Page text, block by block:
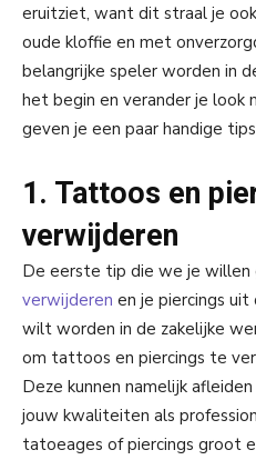
eruitziet, want dit straal je
oude kloffie en met
belangrijke speler worden in
het begin en verander je
geven je een paar handige
1. Tattoos en
verwijderen
De eerste tip die we je willen
verwijderen en je piercings uit
wilt worden in de zakelijke
om tattoos en piercings te
Deze kunnen namelijk
jouw kwaliteiten als
tatoeages of piercings groot